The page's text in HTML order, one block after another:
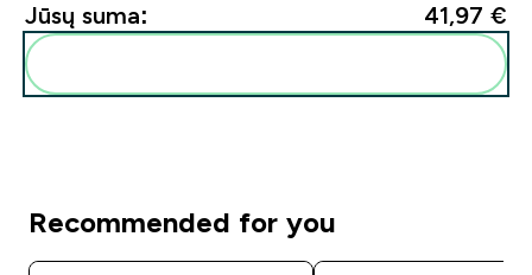
Jūsų suma: 41,97 €‎
Recommended for you